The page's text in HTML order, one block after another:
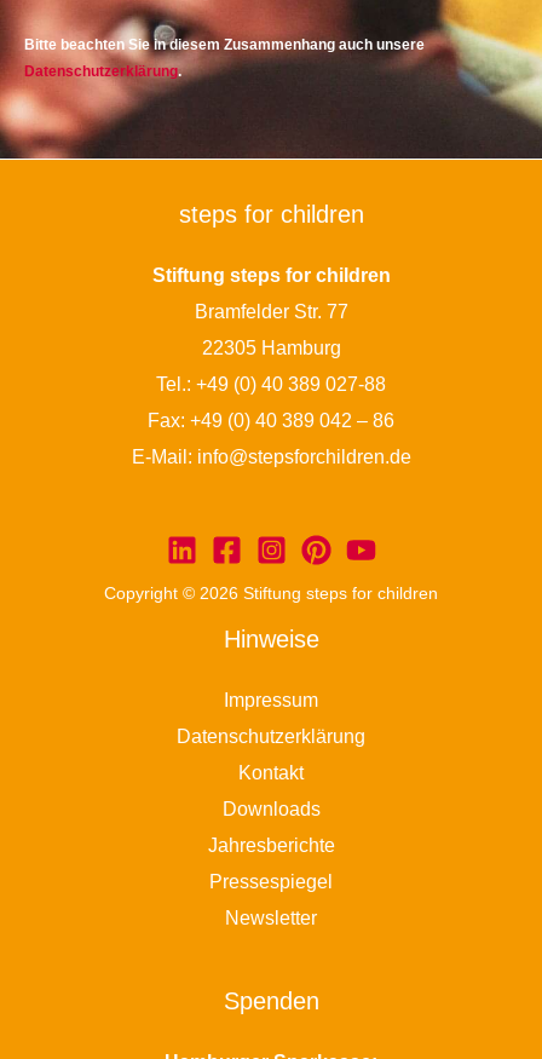
Bitte beachten Sie in diesem Zusammenhang auch unsere
Datenschutzerklärung.
steps for children
Stiftung steps for children
Bramfelder Str. 77
22305 Hamburg
Tel.: +49 (0) 40 389 027-88
Fax: +49 (0) 40 389 042 – 86
E-Mail: info@stepsforchildren.de
Copyright © 2026 Stiftung steps for children
Hinweise
Impressum
Datenschutzerklärung
Kontakt
Downloads
Jahresberichte
Pressespiegel
Newsletter
Spenden